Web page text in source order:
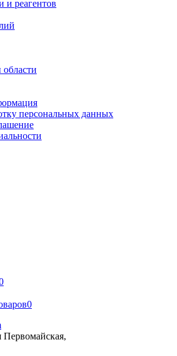
и реагентов
персональных данных
0